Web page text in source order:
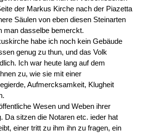
der Markus Kirche nach der Piazetta
Säulen von eben diesen Steinarten
man dasselbe bemerckt.
habe ich noch kein Gebäude
genug zu thun, und das Volk
Ich war heute lang auf dem
zu, wie sie mit einer
Aufmercksamkeit, Klugheit
Wesen und Weben ihrer
Da sitzen die Notaren etc. ieder hat
einer tritt zu ihm ihn zu fragen, ein